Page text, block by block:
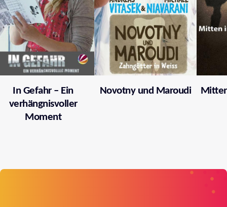
In Gefahr – Ein
verhängnisvoller
Moment
Novotny und Maroudi